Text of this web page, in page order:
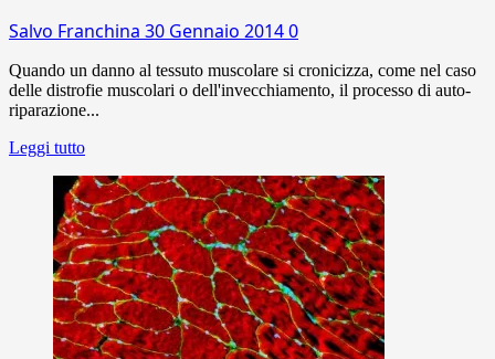
Salvo Franchina 30 Gennaio 20140
Quando un danno al tessuto muscolare si cronicizza, come nel caso
delle distrofie muscolari o dell'invecchiamento, il processo di auto-
riparazione...
Leggi tutto